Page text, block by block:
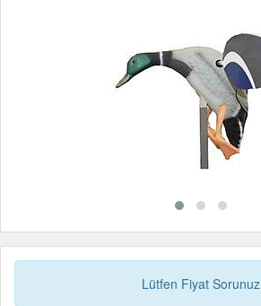
Lütfen Fiyat Sorunuz